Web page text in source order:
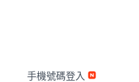
手機號碼登入